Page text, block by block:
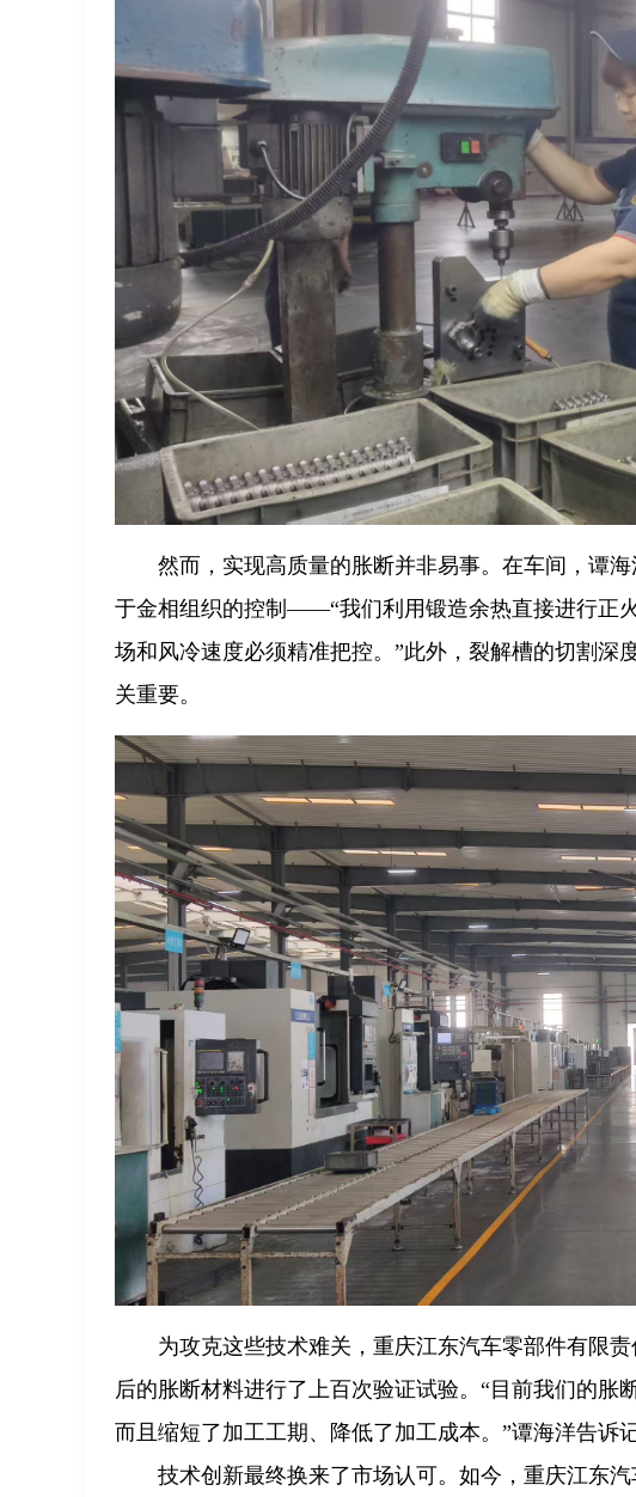
然而，实现高质量的胀断并非易事。在车间，谭
于金相组织的控制——“我们利用锻造余热直接进行正
场和风冷速度必须精准把控。”此外，裂解槽的切割深
关重要。
为攻克这些技术难关，重庆江东汽车零部件有限
后的胀断材料进行了上百次验证试验。“目前我们的胀
而且缩短了加工工期、降低了加工成本。”谭海洋告诉记
技术创新最终换来了市场认可。如今，重庆江东